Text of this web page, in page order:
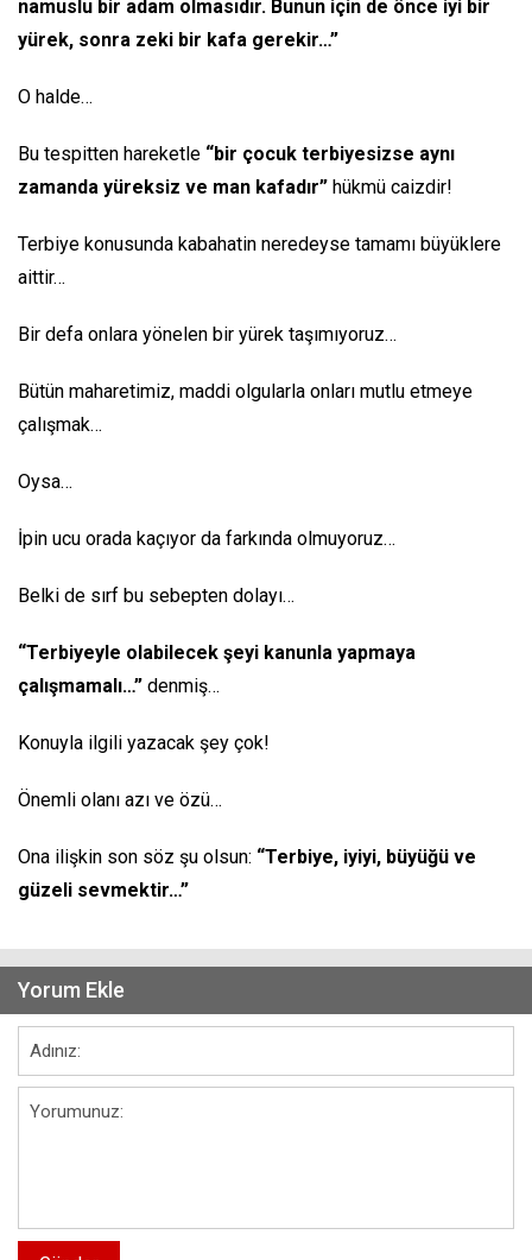
namuslu bir adam olmasıdır. Bunun için de önce iyi bir
yürek, sonra zeki bir kafa gerekir…”
O halde…
Bu tespitten hareketle “bir çocuk terbiyesizse aynı
zamanda yüreksiz ve man kafadır” hükmü caizdir!
Terbiye konusunda kabahatin neredeyse tamamı büyüklere
aittir…
Bir defa onlara yönelen bir yürek taşımıyoruz…
Bütün maharetimiz, maddi olgularla onları mutlu etmeye
çalışmak…
Oysa…
İpin ucu orada kaçıyor da farkında olmuyoruz…
Belki de sırf bu sebepten dolayı…
“Terbiyeyle olabilecek şeyi kanunla yapmaya
çalışmamalı…” denmiş…
Konuyla ilgili yazacak şey çok!
Önemli olanı azı ve özü…
Ona ilişkin son söz şu olsun: “Terbiye, iyiyi, büyüğü ve
güzeli sevmektir…”
Yorum Ekle